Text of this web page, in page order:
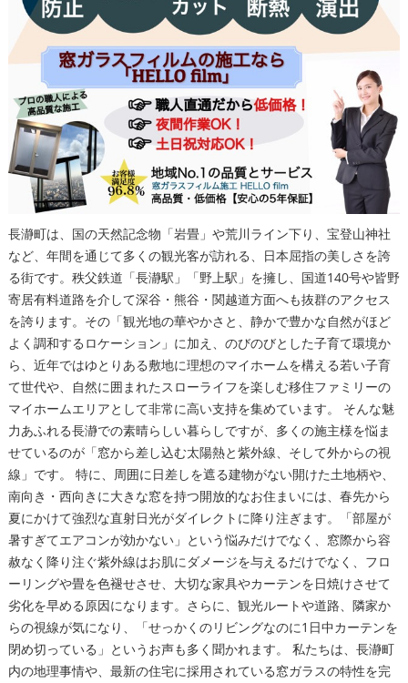
長瀞町は、国の天然記念物「岩畳」や荒川ライン下り、宝登山神社
など、年間を通じて多くの観光客が訪れる、日本屈指の美しさを誇
る街です。秩父鉄道「長瀞駅」「野上駅」を擁し、国道140号や皆野
寄居有料道路を介して深谷・熊谷・関越道方面へも抜群のアクセス
を誇ります。その「観光地の華やかさと、静かで豊かな自然がほど
よく調和するロケーション」に加え、のびのびとした子育て環境か
ら、近年ではゆとりある敷地に理想のマイホームを構える若い子育
て世代や、自然に囲まれたスローライフを楽しむ移住ファミリーの
マイホームエリアとして非常に高い支持を集めています。 そんな魅
力あふれる長瀞での素晴らしい暮らしですが、多くの施主様を悩ま
せているのが「窓から差し込む太陽熱と紫外線、そして外からの視
線」です。 特に、周囲に日差しを遮る建物がない開けた土地柄や、
南向き・西向きに大きな窓を持つ開放的なお住まいには、春先から
夏にかけて強烈な直射日光がダイレクトに降り注ぎます。「部屋が
暑すぎてエアコンが効かない」という悩みだけでなく、窓際から容
赦なく降り注ぐ紫外線はお肌にダメージを与えるだけでなく、フロ
ーリングや畳を色褪せさせ、大切な家具やカーテンを日焼けさせて
劣化を早める原因になります。さらに、観光ルートや道路、隣家か
らの視線が気になり、「せっかくのリビングなのに1日中カーテンを
閉め切っている」というお声も多く聞かれます。 私たちは、長瀞町
内の地理事情や、最新の住宅に採用されている窓ガラスの特性を完